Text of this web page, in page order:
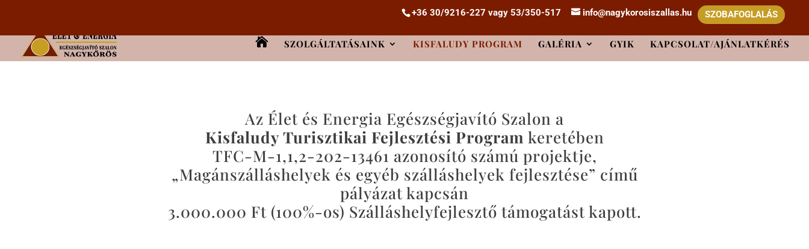
+36 30/9216-227 vagy 53/350-517 info@nagykorosiszallas.hu SZOBAFOGLALÁS
 SZOLGÁLTATÁSAINK KISFALUDY PROGRAM GALÉRIA GYIK KAPCSOLAT/AJÁNLATKÉRÉS
Az Élet és Energia Egészségjavító Szalon a
Kisfaludy Turisztikai Fejlesztési Program keretében
TFC-M-1,1,2-202-13461 azonosító számú projektje,
„Magánszálláshelyek és egyéb szálláshelyek fejlesztése” című
pályázat kapcsán
3.000.000 Ft (100%-os) Szálláshelyfejlesztő támogatást kapott.